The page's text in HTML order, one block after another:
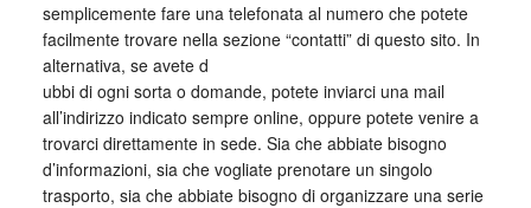
semplicemente fare una telefonata al numero che potete
facilmente trovare nella sezione “contatti” di questo sito. In
alternativa, se avete d
ubbi di ogni sorta o domande, potete inviarci una mail
all’indirizzo indicato sempre online, oppure potete venire a
trovarci direttamente in sede. Sia che abbiate bisogno
d’informazioni, sia che vogliate prenotare un singolo
trasporto, sia che abbiate bisogno di organizzare una serie